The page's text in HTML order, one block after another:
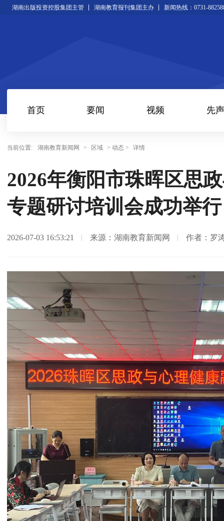
湖南出版投资控股集团主管 湖南教育报刊集团主办 新闻热线：0731-
首页 要闻 视频 先声
当前位置: 湖南教育新闻网 > 区域 > 动态 > 详情
2026年衡阳市珠晖区思
专题研讨培训会成功举行
2026-07-03 16:53:21 来源：湖南教育新闻网 作者：罗